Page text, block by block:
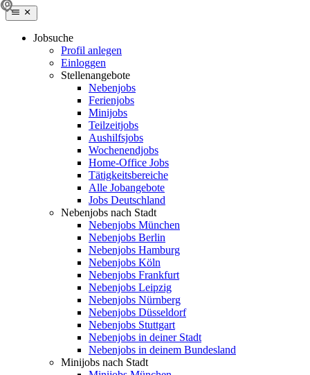
Jobsuche
Profil anlegen
Einloggen
Stellenangebote
Nebenjobs
Ferienjobs
Minijobs
Teilzeitjobs
Aushilfsjobs
Wochenendjobs
Home-Office Jobs
Tätigkeitsbereiche
Alle Jobangebote
Jobs Deutschland
Nebenjobs nach Stadt
Nebenjobs München
Nebenjobs Berlin
Nebenjobs Hamburg
Nebenjobs Köln
Nebenjobs Frankfurt
Nebenjobs Leipzig
Nebenjobs Nürnberg
Nebenjobs Düsseldorf
Nebenjobs Stuttgart
Nebenjobs in deiner Stadt
Nebenjobs in deinem Bundesland
Minijobs nach Stadt